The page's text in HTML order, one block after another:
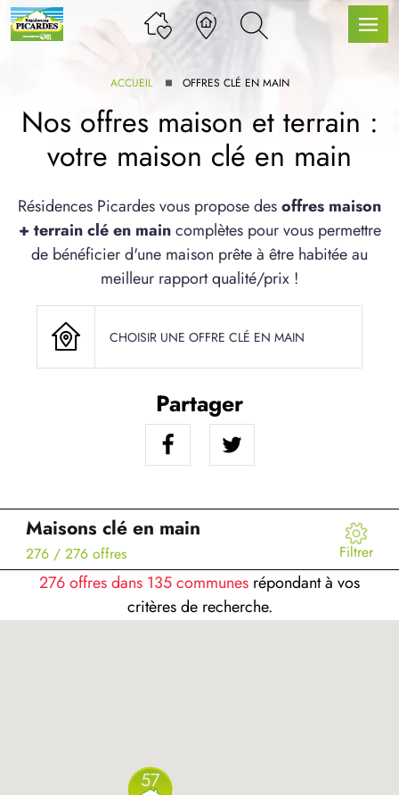
GAMME
SERVICE BDL EXTENSION
ARTICLES
ACCUEIL OFFRES CLÉ EN MAIN
Nos offres maison et terrain :
votre maison clé en main
Résidences Picardes vous propose desoffres maison
+ terrain clé en maincomplètes pour vous permettre
de bénéficier d'une maison prête à être habitée au
meilleur rapport qualité/prix !
CHOISIR UNE OFFRE CLÉ EN MAIN
Partager
Maisons clé en main
276 / 276 offres Filtrer
276 offres dans 135 communes répondant à vos
critères de recherche.
57